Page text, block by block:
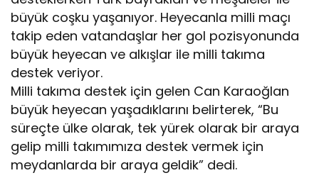
büyük coşku yaşanıyor. Heyecanla milli maçı
takip eden vatandaşlar her gol pozisyonunda
büyük heyecan ve alkışlar ile milli takıma
destek veriyor.
Milli takıma destek için gelen Can Karaoğlan
büyük heyecan yaşadıklarını belirterek, “Bu
süreçte ülke olarak, tek yürek olarak bir araya
gelip milli takımımıza destek vermek için
meydanlarda bir araya geldik” dedi.